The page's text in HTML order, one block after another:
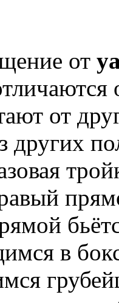
от
от
других
в